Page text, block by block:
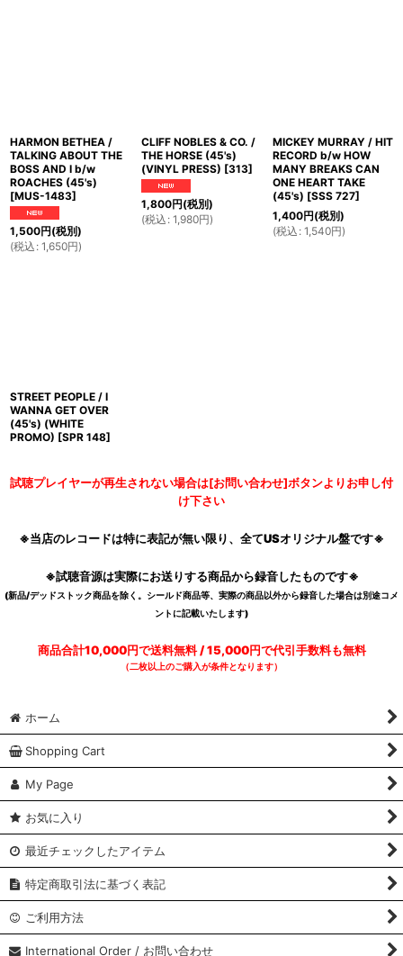
HARMON BETHEA /
TALKING ABOUT THE
BOSS AND I b/w
ROACHES (45's)
[MUS-1483]
1,500円(税別)
(税込 : 1,650円)
CLIFF NOBLES & CO. /
THE HORSE (45's)
(VINYL PRESS) [313]
1,800円(税別)
(税込 : 1,980円)
MICKEY MURRAY / HIT
RECORD b/w HOW
MANY BREAKS CAN
ONE HEART TAKE
(45's) [SSS 727]
1,400円(税別)
(税込 : 1,540円)
STREET PEOPLE / I
WANNA GET OVER
(45's) (WHITE
PROMO) [SPR 148]
試聴プレイヤーが再生されない場合は[お問い合わせ]ボタンよりお申し付
け下さい
※当店のレコードは特に表記が無い限り、全てUSオリジナル盤です※
※試聴音源は実際にお送りする商品から録音したものです※
(新品/デッドストック商品を除く。シールド商品等、実際の商品以外から録音した場合は別途コメ
ントに記載いたします)
商品合計10,000円で送料無料 / 15,000円で代引手数料も無料
（二枚以上のご購入が条件となります）
ホーム
Shopping Cart
My Page
お気に入り
最近チェックしたアイテム
特定商取引法に基づく表記
ご利用方法
International Order / お問い合わせ